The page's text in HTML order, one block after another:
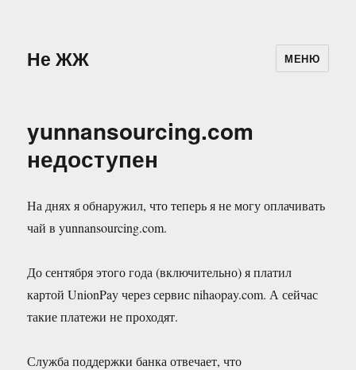
Не ЖЖ МЕНЮ
yunnansourcing.com
недоступен
На днях я обнаружил, что теперь я не могу оплачивать
чай в yunnansourcing.com.
До сентября этого года (включительно) я платил
картой UnionPay через сервис nihaopay.com. А сейчас
такие платежи не проходят.
Служба поддержки банка отвечает, что